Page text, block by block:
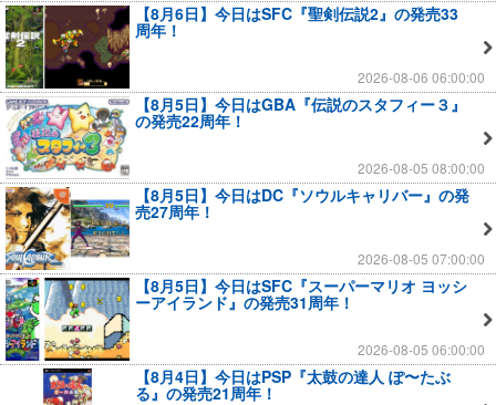
【8月6日】今日はSFC『聖剣伝説2』の発売33
周年！
2026-08-06 06:00:00
【8月5日】今日はGBA『伝説のスタフィー３』
の発売22周年！
2026-08-05 08:00:00
【8月5日】今日はDC『ソウルキャリバー』の発
売27周年！
2026-08-05 07:00:00
【8月5日】今日はSFC『スーパーマリオ ヨッシ
ーアイランド』の発売31周年！
2026-08-05 06:00:00
【8月4日】今日はPSP『太鼓の達人 ぽ〜たぶ
る』の発売21周年！